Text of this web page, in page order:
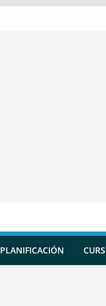
PLANIFICACIÓN